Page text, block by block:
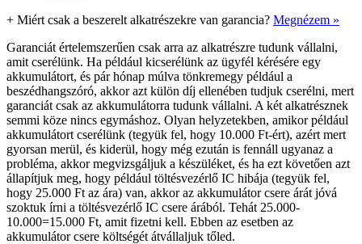
+ Miért csak a beszerelt alkatrészekre van garancia? Megnézem »
Garanciát értelemszerűen csak arra az alkatrészre tudunk vállalni,
amit cserélünk. Ha például kicserélünk az ügyfél kérésére egy
akkumulátort, és pár hónap múlva tönkremegy például a
beszédhangszóró, akkor azt külön díj ellenében tudjuk cserélni, mert
garanciát csak az akkumulátorra tudunk vállalni. A két alkatrésznek
semmi köze nincs egymáshoz. Olyan helyzetekben, amikor például
akkumulátort cserélünk (tegyük fel, hogy 10.000 Ft-ért), azért mert
gyorsan merül, és kiderül, hogy még ezután is fennáll ugyanaz a
probléma, akkor megvizsgáljuk a készüléket, és ha ezt követően azt
állapítjuk meg, hogy például töltésvezérlő IC hibája (tegyük fel,
hogy 25.000 Ft az ára) van, akkor az akkumulátor csere árát jóvá
szoktuk írni a töltésvezérlő IC csere árából. Tehát 25.000-
10.000=15.000 Ft, amit fizetni kell. Ebben az esetben az
akkumulátor csere költségét átvállaljuk tőled.